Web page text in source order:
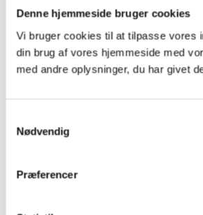
Denne hjemmeside bruger cookies
Vi bruger cookies til at tilpasse vores
din brug af vores hjemmeside med
med andre oplysninger, du har givet
Nødvendig
Præferencer